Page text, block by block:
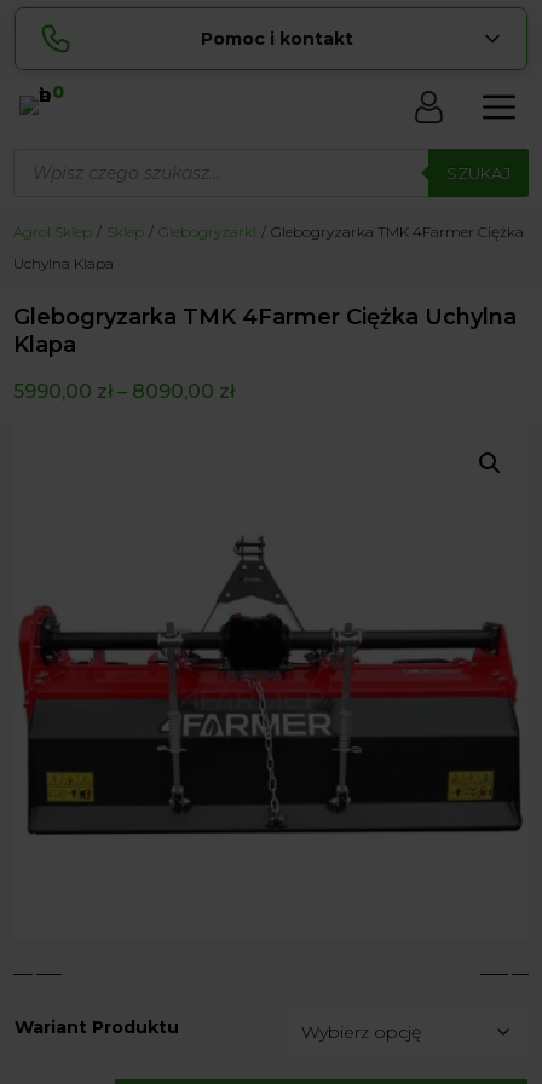
Pomoc i kontakt
Sylwia
pokaż numer
729 856 ... pokaż numer
biuro@ ... pokaż e-mail
0
produktów SZUKAJ
Agrol Sklep Sklep Glebogryzarki
Glebogryzarka TMK 4Farmer Ciężka
Uchylna Klapa
Glebogryzarka TMK 4Farmer Ciężka Uchylna
Klapa
5990,00 zł– 8090,00 zł
4 5
Wariant Produktu